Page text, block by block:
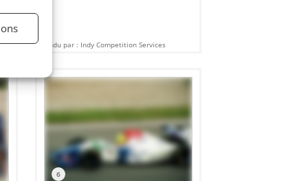
Vendu par : Indy Competition Services
6